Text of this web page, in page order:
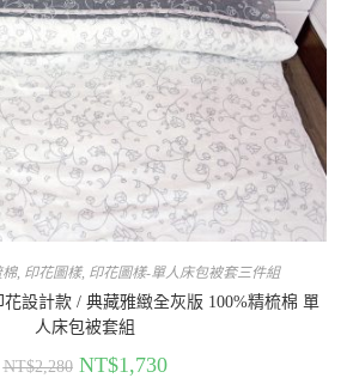
, 印花圖樣, 印花圖樣-單人床包被套三件組
設計款 / 典藏雅緻全灰版 100%精梳棉 單
人床包被套組
NT$2,280 NT$1,730